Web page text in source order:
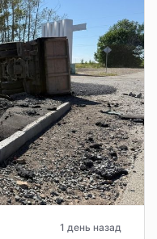
1 день назад